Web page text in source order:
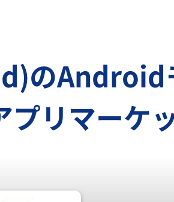
のAndroid
プリマーケ